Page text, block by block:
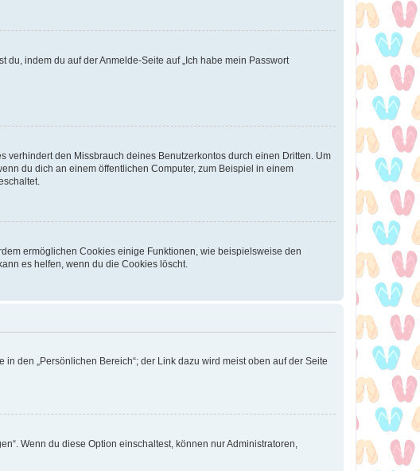
indem du auf der Anmelde-Seite auf „Ich habe mein Passwort
verhindert den Missbrauch deines Benutzerkontos durch einen Dritten. Um
du dich an einem öffentlichen Computer, zum Beispiel in einem
ermöglichen Cookies einige Funktionen, wie beispielsweise den
es helfen, wenn du die Cookies löscht.
den „Persönlichen Bereich“; der Link dazu wird meist oben auf der Seite
Wenn du diese Option einschaltest, können nur Administratoren,